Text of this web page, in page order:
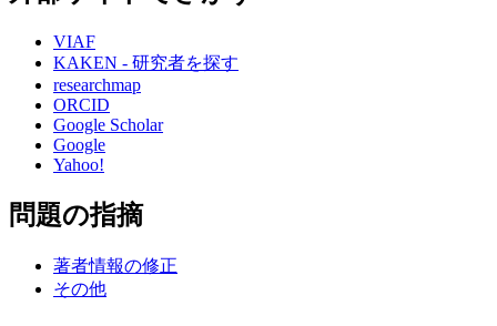
VIAF
KAKEN - 研究者を探す
researchmap
ORCID
Google Scholar
Google
Yahoo!
問題の指摘
著者情報の修正
その他